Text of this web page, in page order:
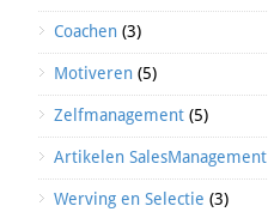
Coachen (3)
Motiveren (5)
Zelfmanagement (5)
Artikelen SalesManagement
Werving en Selectie (3)